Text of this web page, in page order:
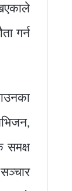
गर्न
समक्ष